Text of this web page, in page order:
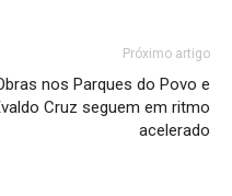
Próximo artigo
nos Parques do Povo e
Cruz seguem em ritmo
acelerado